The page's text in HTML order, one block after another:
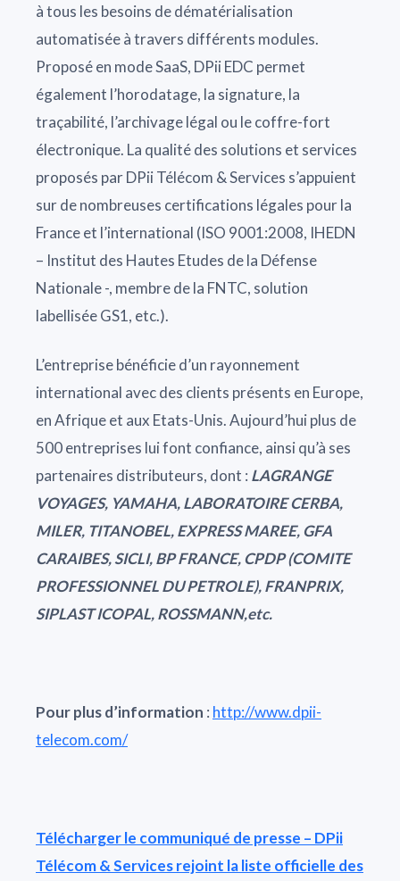
à tous les besoins de dématérialisation
automatisée à travers différents modules.
Proposé en mode SaaS, DPii EDC permet
également l’horodatage, la signature, la
traçabilité, l’archivage légal ou le coffre-fort
électronique. La qualité des solutions et services
proposés par DPii Télécom & Services s’appuient
sur de nombreuses certifications légales pour la
France et l’international (ISO 9001:2008, IHEDN
– Institut des Hautes Etudes de la Défense
Nationale -, membre de la FNTC, solution
labellisée GS1, etc.).
L’entreprise bénéficie d’un rayonnement
international avec des clients présents en Europe,
en Afrique et aux Etats-Unis. Aujourd’hui plus de
500 entreprises lui font confiance, ainsi qu’à ses
partenaires distributeurs, dont : LAGRANGE
VOYAGES, YAMAHA, LABORATOIRE CERBA,
MILER, TITANOBEL, EXPRESS MAREE, GFA
CARAIBES, SICLI, BP FRANCE, CPDP (COMITE
PROFESSIONNEL DU PETROLE), FRANPRIX,
SIPLAST ICOPAL, ROSSMANN,etc.
Pour plus d’information : http://www.dpii-
telecom.com/
Télécharger le communiqué de presse – DPii
Télécom & Services rejoint la liste officielle des